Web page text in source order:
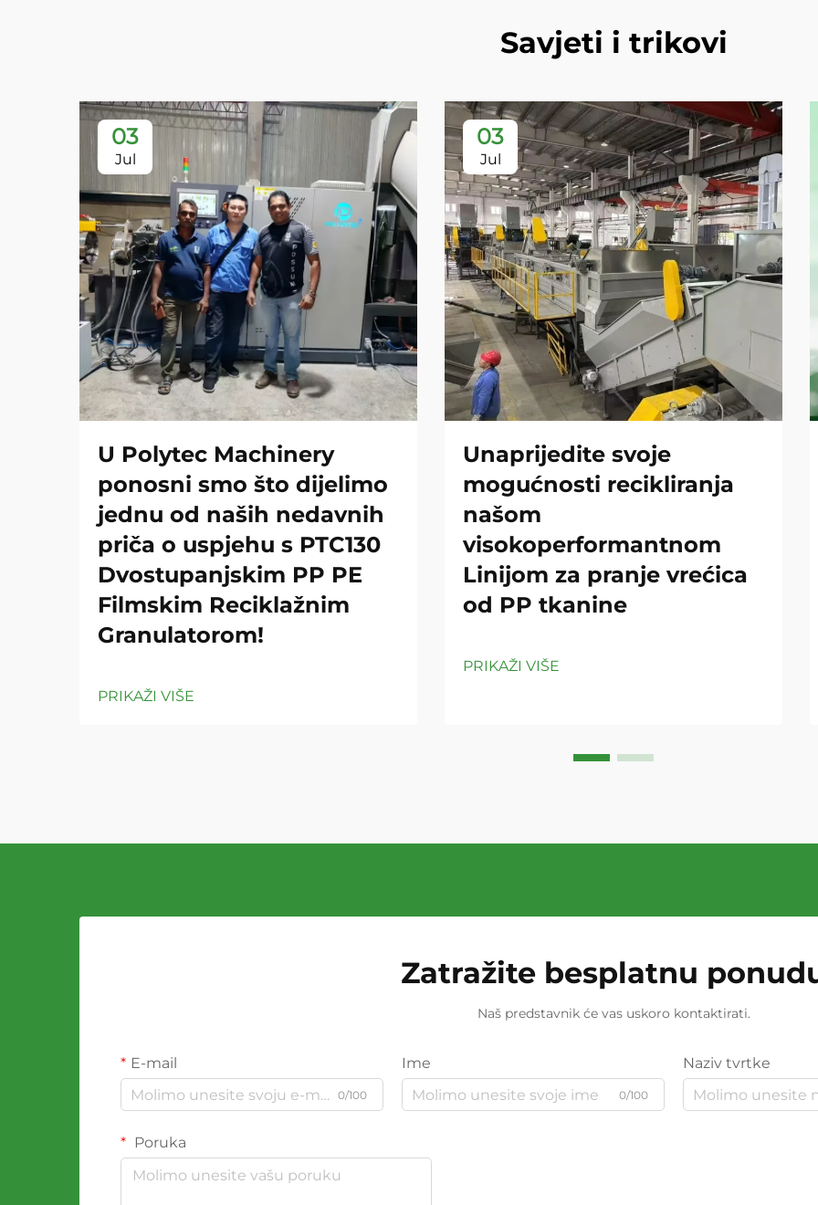
Savjeti i trikovi
03
Jul
U Polytec Machinery
ponosni smo što dijelimo
jednu od naših nedavnih
priča o uspjehu s PTC130
Dvostupanjskim PP PE
Filmskim Reciklažnim
Granulatorom!
PRIKAŽI VIŠE
03
Jul
Unaprijedite svoje
mogućnosti recikliranja
našom
visokoperformantnom
Linijom za pranje vrećica
od PP tkanine
PRIKAŽI VIŠE
Zatražite besplatnu
Naš predstavnik će vas uskoro kontaktirati.
E-mail
0/100
Ime
0/100
Naziv tvrtke
Poruka